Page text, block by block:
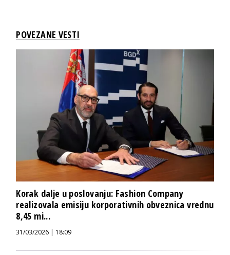
POVEZANE VESTI
Korak dalje u poslovanju: Fashion Company
realizovala emisiju korporativnih obveznica vrednu
8,45 mi...
31/03/2026 | 18:09